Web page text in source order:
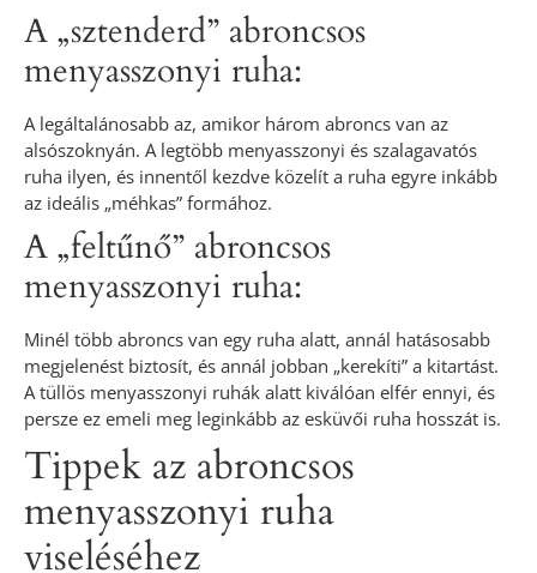
A „sztenderd” abroncsos
menyasszonyi ruha:
A legáltalánosabb az, amikor három abroncs van az
alsószoknyán. A legtöbb menyasszonyi és szalagavatós
ruha ilyen, és innentől kezdve közelít a ruha egyre inkább
az ideális „méhkas” formához.
A „feltűnő” abroncsos
menyasszonyi ruha:
Minél több abroncs van egy ruha alatt, annál hatásosabb
megjelenést biztosít, és annál jobban „kerekíti” a kitartást.
A tüllös menyasszonyi ruhák alatt kiválóan elfér ennyi, és
persze ez emeli meg leginkább az esküvői ruha hosszát is.
Tippek az abroncsos
menyasszonyi ruha
viseléséhez